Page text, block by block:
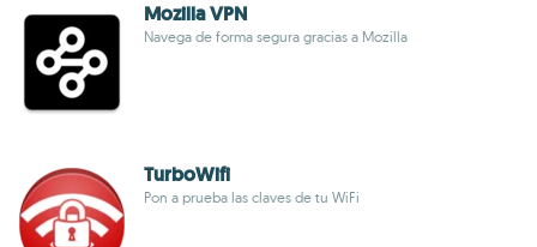
Mozilla VPN
Navega de forma segura gracias a Mozilla
TurboWifi
Pon a prueba las claves de tu WiFi